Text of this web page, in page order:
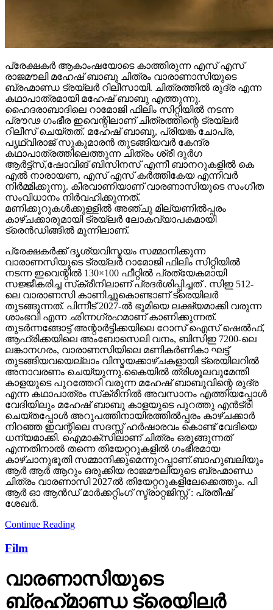
പ്രേക്ഷകർ ആകാംഷയോടെ കാത്തിരുന്ന എസ് എസ്
രാജമൗലി മഹേഷ് ബാബു ചിത്രം വാരാണാസിയുടെ
ബ്രഹ്മാണ്ഡ ട്രയ്ലർ റിലീസായി. ചിത്രത്തിൽ രുദ്ര എന്ന
കഥാപാത്രമായി മഹേഷ് ബാബു എത്തുന്നു.
ഹൈദരാബാദിലെ റാമോജി ഫിലിം സിറ്റിയിൽ നടന്ന
പ്രൗഢ ഗംഭീര ഇവെന്റിലാണ് ചിത്രത്തിന്റെ ട്രയ്ലർ
റിലീസ് ചെയ്തത്. മഹേഷ് ബാബു, പ്രിയങ്ക ചോപ്ര,
പൃഥ്വിരാജ് സുകുമാരൻ തുടങ്ങിയവർ കേന്ദ്ര
കഥാപാത്രത്തിലെത്തുന്ന ചിത്രം ശ്രീ ദുർഗ
ആർട്ട്സ്,ഷോവിങ് ബിസിനസ് എന്നീ ബാനറുകളിൽ കെ
എൽ നാരായണ, എസ് എസ് കർത്തികേയ എന്നിവർ
നിർമ്മിക്കുന്നു. കീരവാണിയാണ് വാരണാസിയുടെ സംഗീത
സംവിധാനം നിർവഹിക്കുന്നത്.
മണിക്കൂറുകൾക്കുള്ളിൽ അഞ്ചു മില്യണിൽപ്പരം
കാഴ്ചക്കാരുമായി ട്രയ്ലർ ലോകവ്യാപകമായി
ട്രെൻഡിങ്ങിൽ മുന്നിലാണ്.
പ്രേക്ഷകർക്ക് ദൃശ്യവിസ്മയം സമ്മാനിക്കുന്ന
വാരാണസിയുടെ ട്രയ്ലർ റാമോജി ഫിലിം സിറ്റിയിൽ
നടന്ന ഇവെന്റിൽ 130×100 ഫീറ്റിൽ പ്രത്യേകമായി
സജ്ജീകരിച്ച സ്‌ക്രീനിലാണ് പ്രദർശിപ്പിച്ചത് . സിഇ 512-
ലെ വാരാണസി കാണിച്ചുകൊണ്ടാണ് ട്രെയിലര്‍
തുടങ്ങുന്നത്. പിന്നീട് 2027-ല്‍ ഭൂമിയെ ലക്ഷ്യമാക്കി വരുന്ന
ശാംഭവി എന്ന ഛിന്നഗ്രഹമാണ് കാണിക്കുന്നത്.
തുടര്‍ന്നങ്ങോട്ട് അന്റാര്‍ട്ടിക്കയിലെ റോസ് ഐസ് ഷെല്‍ഫ്,
ആഫ്രിക്കയിലെ അംബോസെലി വനം, ബിസിഇ 7200-ലെ
ലങ്കാനഗരം, വാരാണസിയിലെ മണികര്‍ണികാ ഘട്ട്
തുടങ്ങിയവയെല്ലാം വിസ്മയക്കാഴ്ചകളായി ട്രെയിലറില്‍
അനാവരണം ചെയ്യുന്നു.കൈയില്‍ ത്രിശൂലവുമേന്തി
കാളയുടെ പുറത്തേറി വരുന്ന മഹേഷ് ബാബുവിന്റെ രുദ്ര
എന്ന കഥാപാത്രം സ്‌ക്രീനിൽ അവസാനം എത്തിയപ്പോൾ
വേദിയിലും മഹേഷ് ബാബു കാളയുടെ പുറത്തു എൻട്രി
ചെയ്തപ്പോൾ അറുപത്തിനായിരത്തിൽപ്പരം കാഴ്ചക്കാർ
നിറഞ്ഞ ഇവന്റിലെ സദസ്സ് ഹർഷാരവം കൊണ്ട് വേദിയെ
ധന്യമാക്കി. ഐമാക്‌സിലാണ് ചിത്രം ഒരുങ്ങുന്നത്
എന്നതിനാല്‍ തന്നെ തിയേറ്ററുകളില്‍ ഗംഭീരമായ
കാഴ്ചാനുഭൂതി സമ്മാനിക്കുമെന്നുറപ്പാണ്.ബാഹുബലിയും
ആർ ആർ ആറും ഒരുക്കിയ രാജമൗലിയുടെ ബ്രഹ്മാണ്ഡ
ചിത്രം വാരണാസി 2027ൽ തിയേറ്ററുകളിലേക്കെത്തും. പി
ആർ ഓ ആൻഡ് മാർക്കറ്റിംഗ് സ്ട്രാറ്റജിസ്റ്റ് : പ്രതീഷ്
ശേഖർ.
Continue Reading
Film
വാരണാസിയുടെ
ബ്രഹ്‌മാണ്ഡ ട്രെയിലര്‍